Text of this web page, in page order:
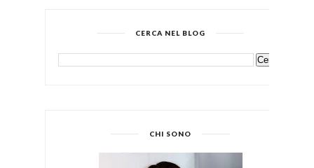
CERCA NEL BLOG
CHI SONO